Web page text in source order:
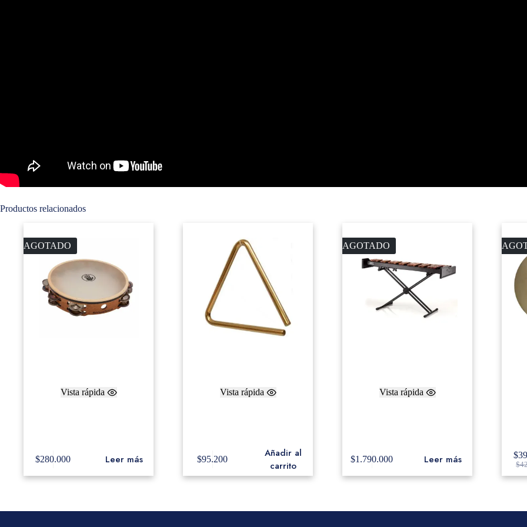
Productos relacionados
AGOTADO
Vista rápida
$280.000 Leer más
Vista rápida
$95.200
Añadir al
carrito
AGOTADO
Vista rápida
$1.790.000 Leer más $
$